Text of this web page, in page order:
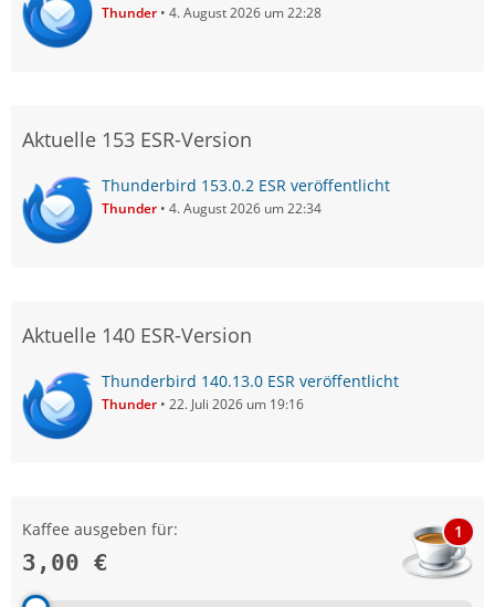
Thunder 4. August 2026 um 22:28
Aktuelle 153 ESR-Version
Thunderbird 153.0.2 ESR veröffentlicht
Thunder 4. August 2026 um 22:34
Aktuelle 140 ESR-Version
Thunderbird 140.13.0 ESR veröffentlicht
Thunder 22. Juli 2026 um 19:16
Kaffee ausgeben für:
3,00 €
1